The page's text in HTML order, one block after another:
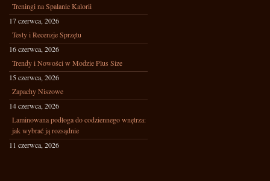
Treningi na Spalanie Kalorii
17 czerwca, 2026
Testy i Recenzje Sprzętu
16 czerwca, 2026
Trendy i Nowości w Modzie Plus Size
15 czerwca, 2026
Zapachy Niszowe
14 czerwca, 2026
Laminowana podłoga do codziennego wnętrza:
jak wybrać ją rozsądnie
11 czerwca, 2026